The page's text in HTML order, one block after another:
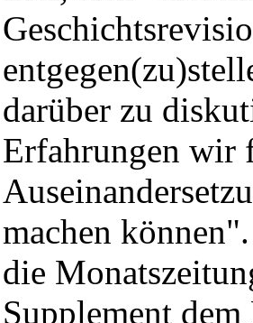
darüber zu
Erfahrungen wir
machen
die
Supplement